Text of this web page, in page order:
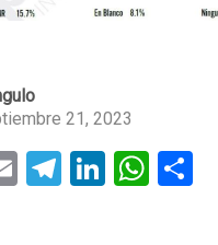
21, 2023
EmailTelegram
LinkedIn